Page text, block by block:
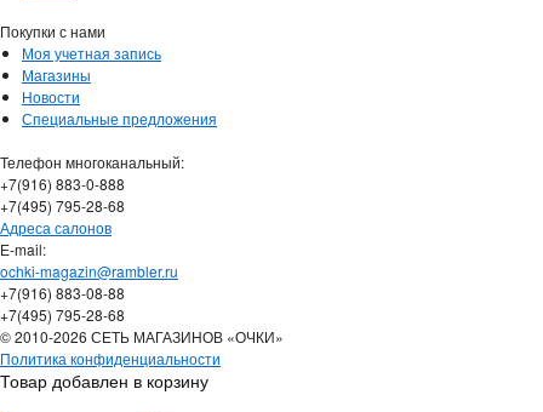
Покупки с нами
Моя учетная запись
Магазины
Новости
Специальные предложения
Телефон многоканальный:
+7(916) 883-0-888
+7(495) 795-28-68
Адреса салонов
Е-mail:
ochki-magazin@rambler.ru
+7(916) 883-08-88
+7(495) 795-28-68
© 2010-2026 СЕТЬ МАГАЗИНОВ «ОЧКИ»
Политика конфиденциальности
Товар добавлен в корзину